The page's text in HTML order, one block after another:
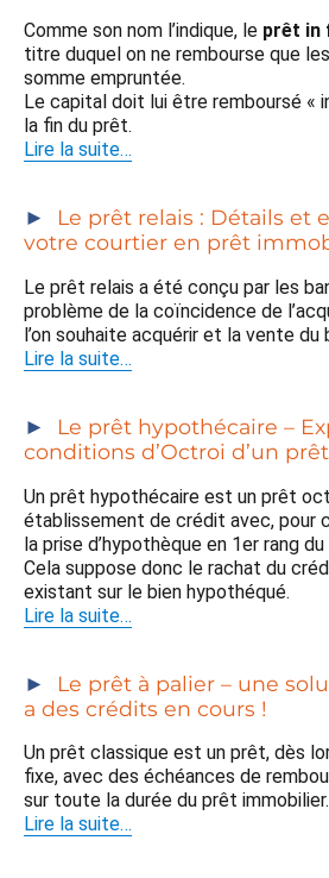
Comme son nom l’indique, le prêt in
titre duquel on ne rembourse que
somme empruntée.
Le capital doit lui être remboursé «
la fin du prêt.
Lire la suite…
Le prêt relais : Détails et
votre courtier en prêt
Le prêt relais a été conçu par les
problème de la coïncidence de
l’on souhaite acquérir et la vente du
Lire la suite…
Le prêt hypothécaire –
conditions d’Octroi d’un
Un prêt hypothécaire est un prêt
établissement de crédit avec, pour
la prise d’hypothèque en 1er rang
Cela suppose donc le rachat du
existant sur le bien hypothéqué.
Lire la suite…
Le prêt à palier – une
a des crédits en cours !
Un prêt classique est un prêt, dès
fixe, avec des échéances de
sur toute la durée du prêt immobilier.
Lire la suite…